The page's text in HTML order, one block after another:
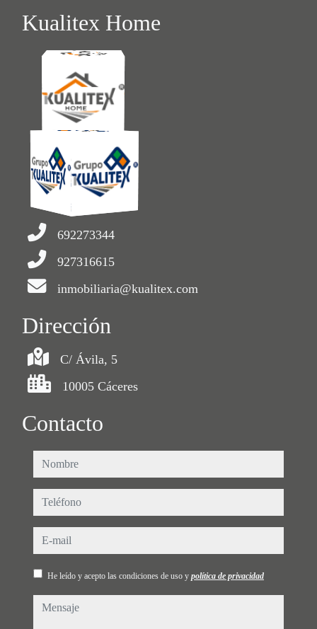
Kualitex Home
692273344
927316615
inmobiliaria@kualitex.com
Dirección
C/ Ávila, 5
10005 Cáceres
Contacto
nombre
teléfono
e-mail
He leído y acepto las condiciones de uso y política de privacidad
mensaje